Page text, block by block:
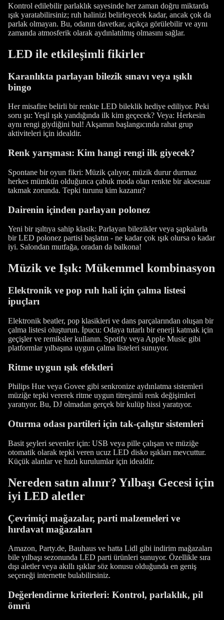
Kontrol edilebilir parlaklık sayesinde her zaman doğru miktarda
ışık yaratabilirsiniz; ruh halinizi belirleyecek kadar, ancak çok da
parlak olmayan. Bu, odanın davetkar, açıkça görülebilir ve aynı
zamanda atmosferik olarak aydınlatılmış olmasını sağlar.
LED ile etkileşimli fikirler
Karanlıkta parlayan bilezik sınavı veya ışıklı
bingo
Her misafire belirli bir renkte LED bileklik hediye ediliyor. Peki
soru şu: Yeşil ışık yandığında ilk kim geçecek? Veya: Herkesin
aynı rengi giydiğini bul! Akşamın başlangıcında rahat grup
aktiviteleri için idealdir.
Renk yarışması: Kim hangi rengi ilk giyecek?
Spontane bir oyun fikri: Müzik çalıyor, müzik durur durmaz
herkes mümkün olduğunca çabuk moda olan renkte bir aksesuar
takmak zorunda. Tepki turunu kim kazanır?
Dairenin içinden parlayan polonez
Yeni bir ışıltıya sahip klasik: Parlayan bilezikler veya şapkalarla
bir LED polonez partisi başlatın - ne kadar çok ışık olursa o kadar
iyi. Salondan mutfağa, oradan da balkona!
Müzik ve Işık: Mükemmel kombinasyon
Elektronik ve pop ruh hali için çalma listesi
ipuçları
Elektronik beatler, pop klasikleri ve dans parçalarından oluşan bir
çalma listesi oluşturun. İpucu: Odaya tutarlı bir enerji katmak için
geçişler ve remiksler kullanın. Spotify veya Apple Music gibi
platformlar yılbaşına uygun çalma listeleri sunuyor.
Ritme uygun ışık efektleri
Philips Hue veya Govee gibi senkronize aydınlatma sistemleri
müziğe tepki vererek ritme uygun titreşimli renk değişimleri
yaratıyor. Bu, DJ olmadan gerçek bir kulüp hissi yaratıyor.
Oturma odası partileri için tak-çalıştır sistemleri
Basit şeyleri sevenler için: USB veya pille çalışan ve müziğe
otomatik olarak tepki veren ucuz LED disko ışıkları mevcuttur.
Küçük alanlar ve hızlı kurulumlar için idealdir.
Nereden satın alınır? Yılbaşı Gecesi için
iyi LED aletler
Çevrimiçi mağazalar, parti malzemeleri ve
hırdavat mağazaları
Amazon, Party.de, Bauhaus ve hatta Lidl gibi indirim mağazaları
bile yılbaşı sezonunda LED parti ürünleri sunuyor. Özellikle sıra
dışı aletler veya akıllı ışıklar söz konusu olduğunda en geniş
seçeneği internette bulabilirsiniz.
Değerlendirme kriterleri: Kontrol, parlaklık, pil
ömrü